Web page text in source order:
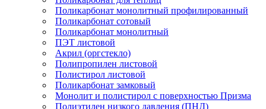
Поликарбонат монолитный профилированный
Поликарбонат сотовый
Поликарбонат монолитный
ПЭТ листовой
Акрил (оргстекло)
Полипропилен листовой
Полистирол листовой
Поликарбонат замковый
Монолит и полистирол с поверхностью Призма
Полиэтилен низкого давления (ПНД)